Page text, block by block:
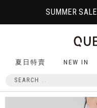
SUMMER
夏日特賣 NEW IN